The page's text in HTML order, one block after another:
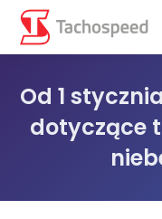
Od 1
dotyczące